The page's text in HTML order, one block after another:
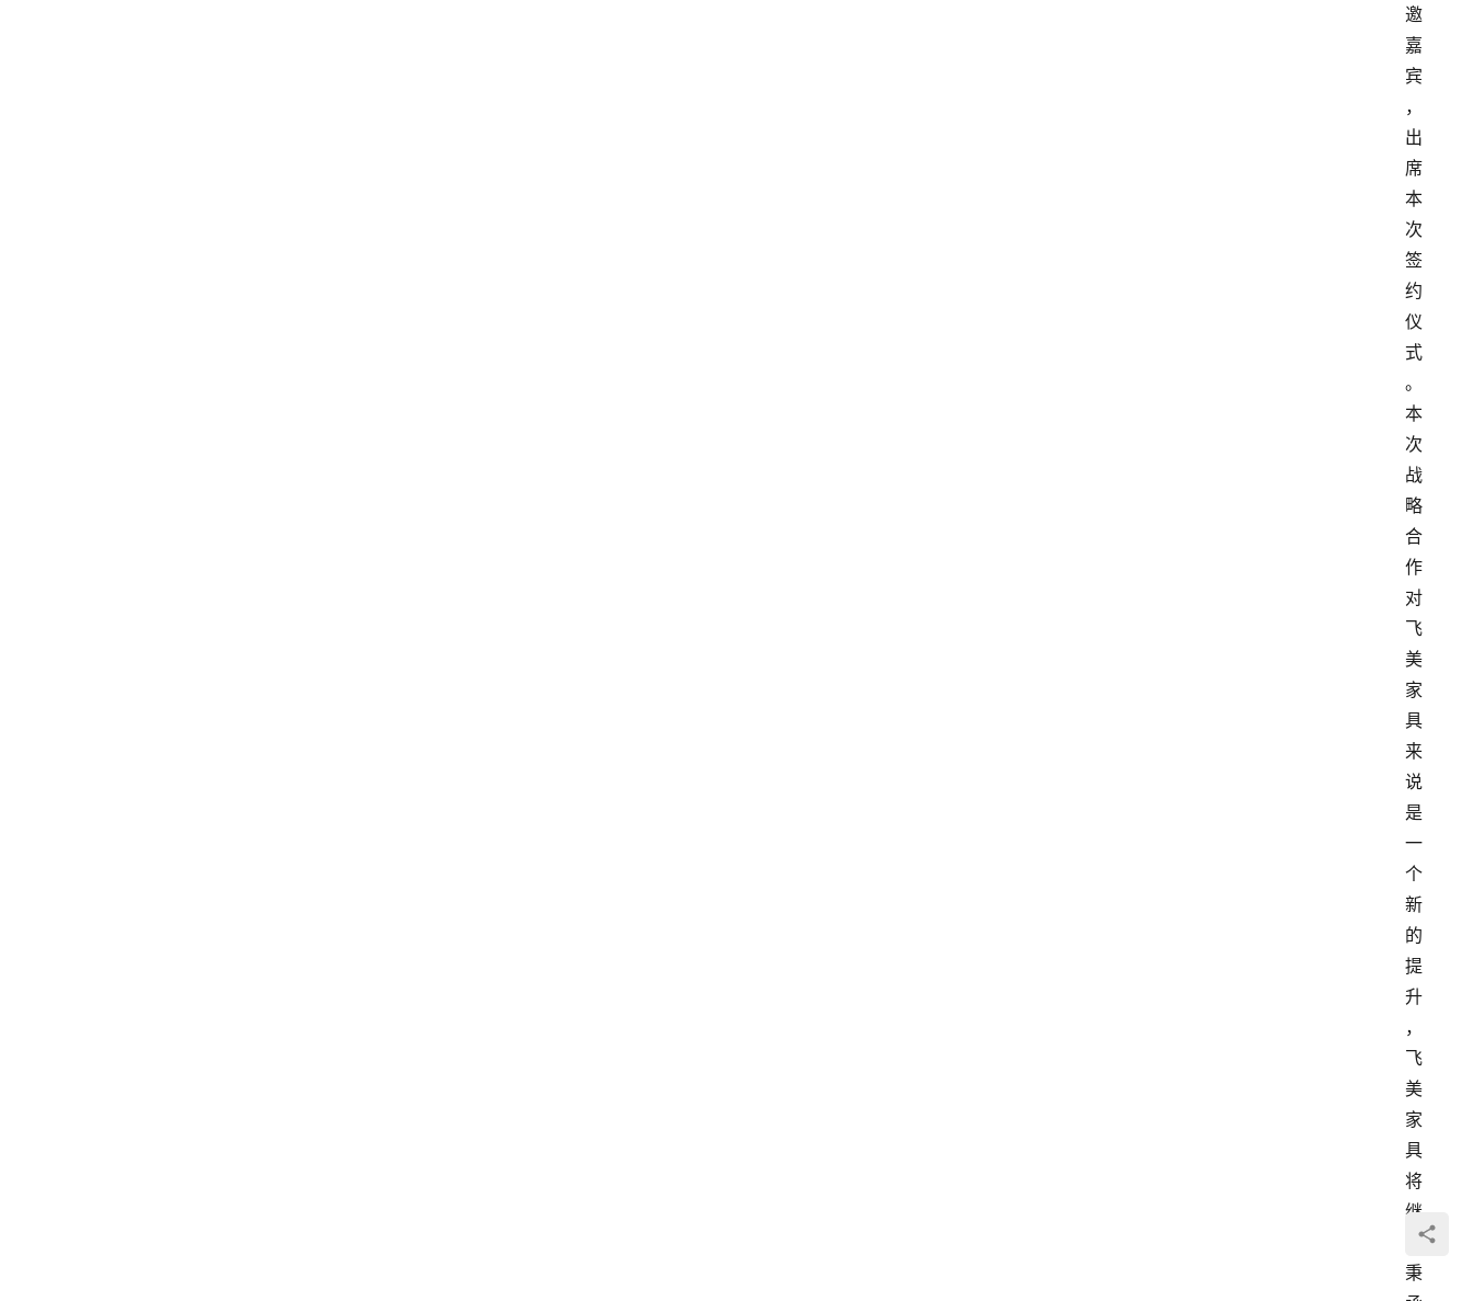
邀
嘉
宾
，
出
席
本
次
签
约
仪
式
。
本
次
战
略
合
作
对
飞
美
家
具
来
说
是
一
个
新
的
提
升
，
飞
美
家
具
将
继
续
秉